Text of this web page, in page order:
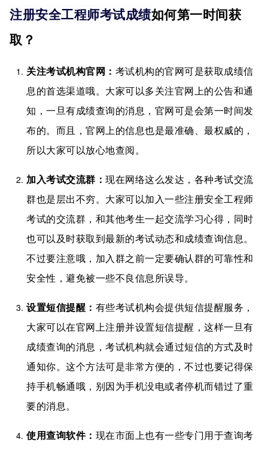
注册安全工程师考试成绩如何第一时间获
取？
关注考试机构官网： 考试机构的官网可是获取成绩信
息的首选渠道哦。大家可以多关注官网上的公告和通
知，一旦有成绩查询的消息，官网可是会第一时间发
布的。而且，官网上的信息也是最准确、最权威的，
所以大家可以放心地查阅。
加入考试交流群： 现在网络这么发达，各种考试交流
群也是层出不穷。大家可以加入一些注册安全工程师
考试的交流群，和其他考生一起交流学习心得，同时
也可以及时获取到最新的考试动态和成绩查询信息。
不过要注意哦，加入群之前一定要确认群的可靠性和
安全性，避免被一些不良信息所误导。
设置短信提醒： 有些考试机构会提供短信提醒服务，
大家可以在官网上注册并设置短信提醒，这样一旦有
成绩查询的消息，考试机构就会通过短信的方式及时
通知你。这个方法可是非常方便的，不过也要记得保
持手机畅通哦，别因为手机没电或者停机而错过了重
要的消息。
使用查询软件： 现在市面上也有一些专门用于查询考